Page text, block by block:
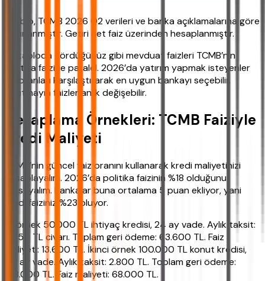
*Tablo, TCMB 2026 Q2 verileri ve banka açıklamalarına göre
hazırlanmıştır. Getiri net faiz üzerinden hesaplanmıştır.
Bu tabloda gördüğünüz gibi mevduat faizleri TCMB’nin
politika faizine paralel. 2026’da yatırım yapmak isteyenler
bu oranları karşılaştırarak en uygun bankayı seçebilir.
Unutmayın faizler anlık değişebilir.
Hesaplama Örnekleri: TCMB Faiziyle
Kredi Maliyeti
TCMB’nin güncel faiz oranını kullanarak kredi maliyetinizi
hesaplayalım. 2026’da politika faizinin %18 olduğunu
varsayalım. Bankalar buna ortalama 5 puan ekliyor, yani
kredi faiziniz %23 oluyor.
İlk örnek 50.000 TL ihtiyaç kredisi, 24 ay vade. Aylık taksit:
2.650 TL civarı. Toplam geri ödeme: 63.600 TL. Faiz
maliyeti: 13.600 TL. İkinci örnek 100.000 TL konut kredisi,
60 ay vade. Aylık taksit: 2.800 TL. Toplam geri ödeme:
168.000 TL. Faiz maliyeti: 68.000 TL.